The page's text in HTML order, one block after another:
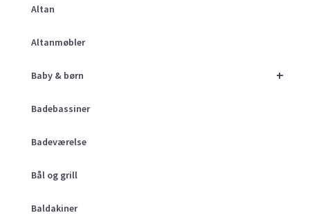
Altan
Altanmøbler
+
Baby & børn
Badebassiner
Badeværelse
Bål og grill
Baldakiner